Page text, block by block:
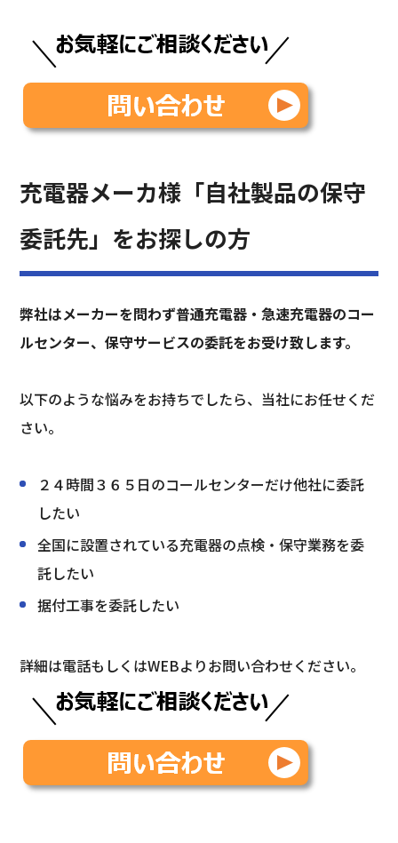
充電器メーカ様「自社製品の保守
委託先」をお探しの方
弊社はメーカーを問わず普通充電器・急速充電器のコー
ルセンター、保守サービスの委託をお受け致します。
以下のような悩みをお持ちでしたら、当社にお任せくだ
さい。
２４時間３６５日のコールセンターだけ他社に委託
したい
全国に設置されている充電器の点検・保守業務を委
託したい
据付工事を委託したい
詳細は電話もしくはWEBよりお問い合わせください。